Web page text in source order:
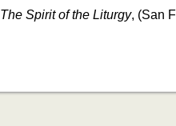
The Spirit of the Liturgy, (San